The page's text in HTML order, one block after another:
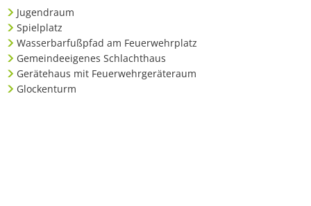
Jugendraum
Spielplatz
Wasserbarfußpfad am Feuerwehrplatz
Gemeindeeigenes Schlachthaus
Gerätehaus mit Feuerwehrgeräteraum
Glockenturm